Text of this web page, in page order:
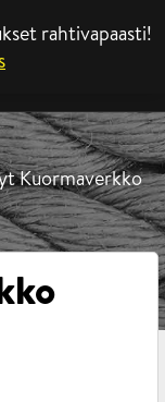
rahtivapaasti!
Kuormaverkko